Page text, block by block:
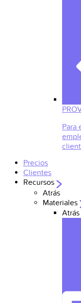
Para
Precios
Clientes
Recursos
Atrás
Materiales
Atrás